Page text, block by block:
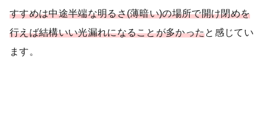
すすめは中途半端な明るさ(薄暗い)の場所で開け閉めを
行えば結構いい光漏れになることが多かったと感じてい
ます。